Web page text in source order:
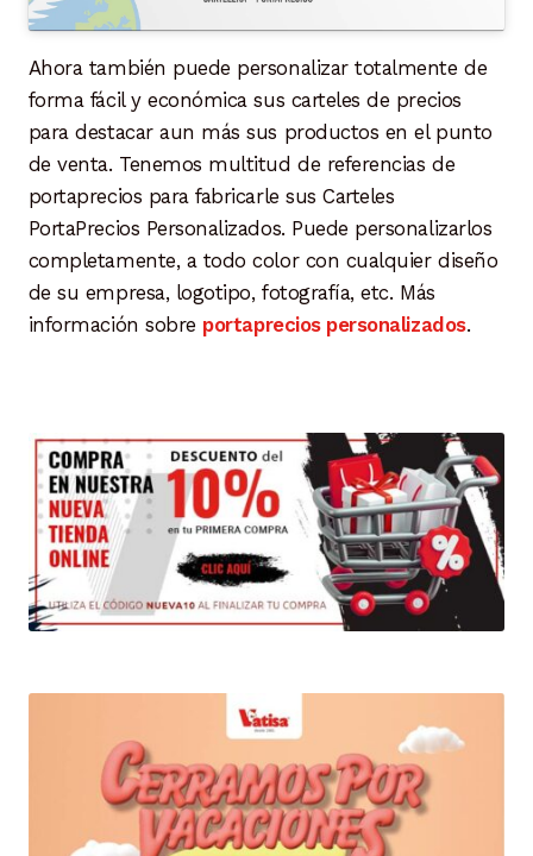
Ahora también puede personalizar totalmente de
forma fácil y económica sus carteles de precios
para destacar aun más sus productos en el punto
de venta. Tenemos multitud de referencias de
portaprecios para fabricarle sus Carteles
PortaPrecios Personalizados. Puede personalizarlos
completamente, a todo color con cualquier diseño
de su empresa, logotipo, fotografía, etc. Más
información sobre portaprecios personalizados.